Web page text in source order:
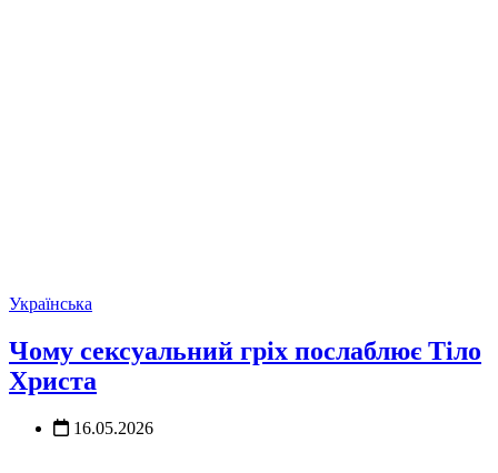
Українська
Чому сексуальний гріх послаблює Тіло
Христа
16.05.2026